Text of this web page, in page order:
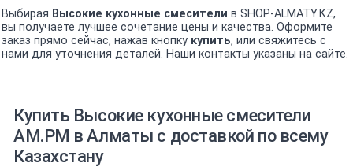
Выбирая Высокие кухонные смесители в SHOP-ALMATY.KZ,
вы получаете лучшее сочетание цены и качества. Оформите
заказ прямо сейчас, нажав кнопку купить, или свяжитесь с
нами для уточнения деталей. Наши контакты указаны на сайте.
Купить Высокие кухонные смесители
AM.PM в Алматы с доставкой по всему
Казахстану